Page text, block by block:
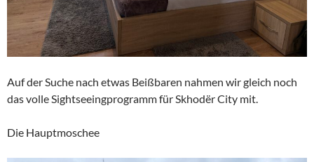
Auf der Suche nach etwas Beißbaren nahmen wir gleich noch
das volle Sightseeingprogramm für Skhodër City mit.
Die Hauptmoschee